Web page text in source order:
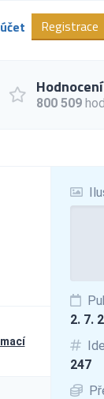
Registrace
Hodnocení
800 509
2. 7.
247